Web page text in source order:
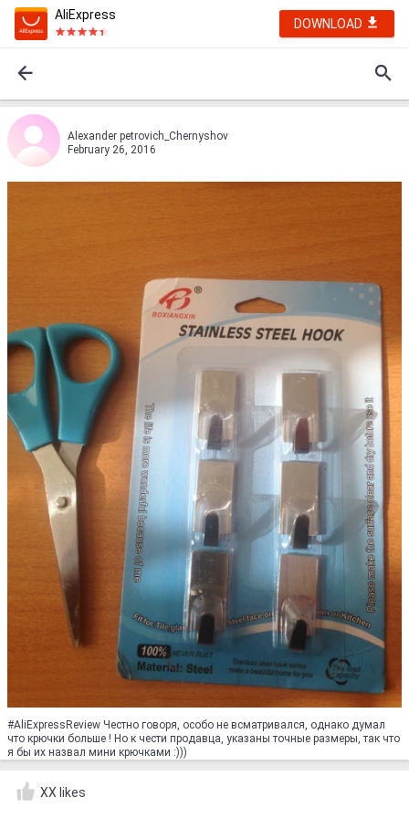
AliExpress
DOWNLOAD
Alexander petrovich_Chernyshov
February 26, 2016
#AliExpressReview Честно говоря, особо не всматривался, однако думал
что крючки больше ! Но к чести продавца, указаны точные размеры, так что
я бы их назвал мини крючками :)))
XX likes